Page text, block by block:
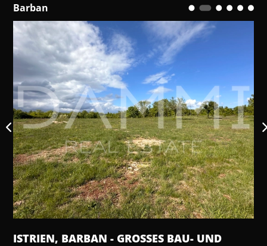
Pula, Centar
WOHNUNG, 140 M2, VERKAUF, PULA -